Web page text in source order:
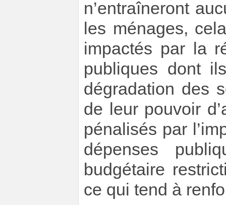
n’entraîneront
les ménages,
impactés par la
publiques dont
dégradation des
de leur pouvoir
pénalisés par
dépenses
budgétaire
ce qui tend à